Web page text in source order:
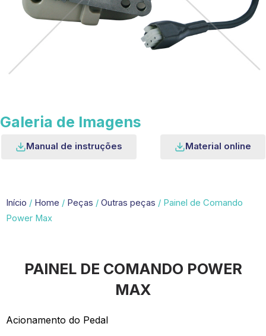
Galeria de Imagens
Manual de instruções Material online
Início / Home / Peças / Outras peças / Painel de Comando
Power Max
PAINEL DE COMANDO POWER
MAX
Acionamento do Pedal